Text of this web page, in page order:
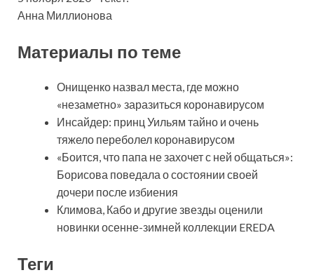
Анна Миллионова
Материалы по теме
Онищенко назвал места, где можно
«незаметно» заразиться коронавирусом
Инсайдер: принц Уильям тайно и очень
тяжело переболел коронавирусом
«Боится, что папа не захочет с ней общаться»:
Борисова поведала о состоянии своей
дочери после избиения
Климова, Кабо и другие звезды оценили
новинки осенне-зимней коллекции EREDA
Теги